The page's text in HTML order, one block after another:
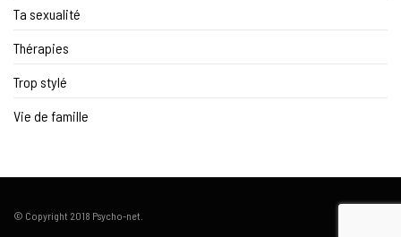
Ta sexualité
Thérapies
Trop stylé
Vie de famille
© Copyright 2018 Psycho-net.